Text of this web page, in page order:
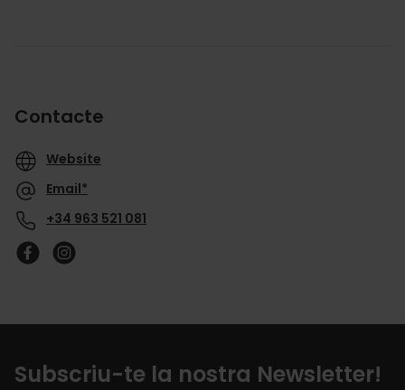
Contacte
Website
Email*
+34 963 521 081
Subscriu-te la nostra Newsletter!